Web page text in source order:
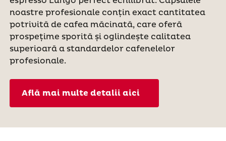
noastre profesionale conțin exact cantitatea
potrivită de cafea măcinată, care oferă
prospețime sporită și oglindește calitatea
superioară a standardelor cafenelelor
profesionale.
Află mai multe detalii aici